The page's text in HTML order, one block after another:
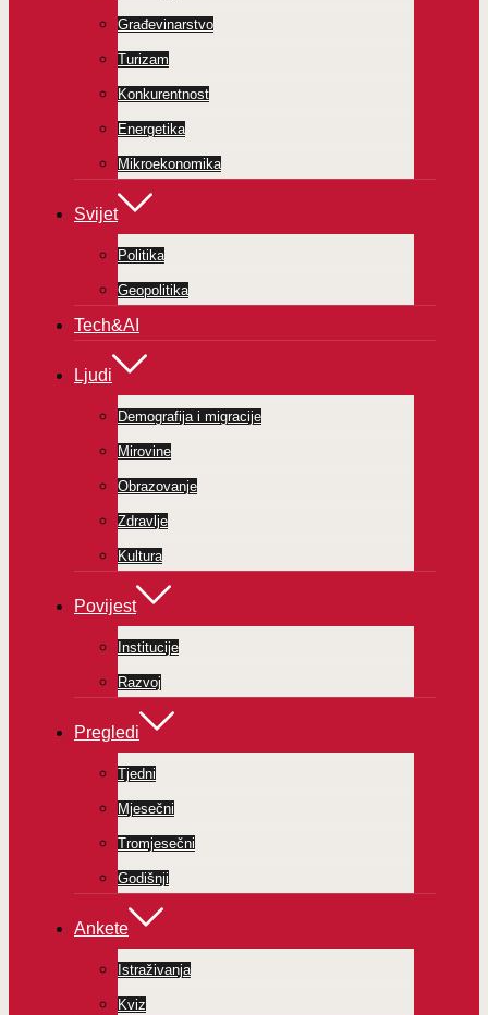
Građevinarstvo
Turizam
Konkurentnost
Energetika
Mikroekonomika
Svijet
Politika
Geopolitika
Tech&AI
Ljudi
Demografija i migracije
Mirovine
Obrazovanje
Zdravlje
Kultura
Povijest
Institucije
Razvoj
Pregledi
Tjedni
Mjesečni
Tromjesečni
Godišnji
Ankete
Istraživanja
Kviz